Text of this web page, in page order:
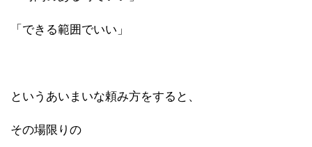
「できる範囲でいい」
というあいまいな頼み方をすると、
その場限りの